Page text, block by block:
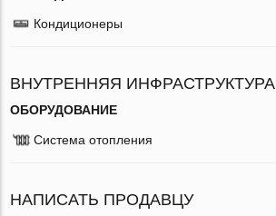
Кондиционеры
ВНУТРЕННЯЯ ИНФРАСТРУКТУРА
ОБОРУДОВАНИЕ
Система отопления
НАПИСАТЬ ПРОДАВЦУ